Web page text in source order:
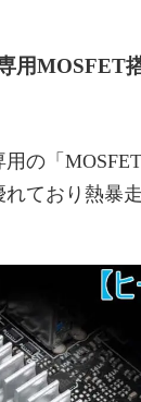
用MOSFET
の「
れており熱暴